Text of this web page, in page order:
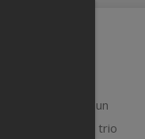
Jalbert propose un
C'est donc en trio